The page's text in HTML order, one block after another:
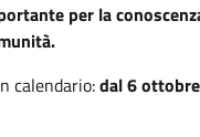
per la
calendario:dal 6